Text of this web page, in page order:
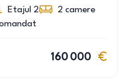
Etajul 2 2 camere
160 000